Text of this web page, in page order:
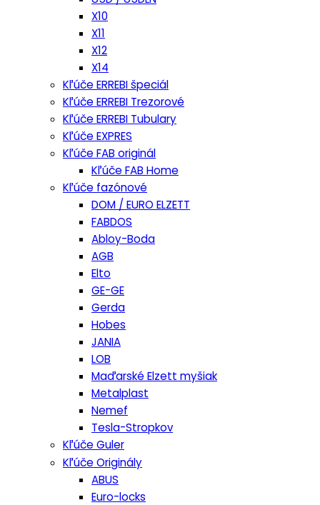
X10
X11
X12
X14
Kľúče ERREBI špeciál
Kľúče ERREBI Trezorové
Kľúče ERREBI Tubulary
Kľúče EXPRES
Kľúče FAB originál
Kľúče FAB Home
Kľúče fazónové
DOM / EURO ELZETT
FABDOS
Abloy-Boda
AGB
Elto
GE-GE
Gerda
Hobes
JANIA
LOB
Maďarské Elzett myšiak
Metalplast
Nemef
Tesla-Stropkov
Kľúče Guler
Kľúče Originály
ABUS
Euro-locks